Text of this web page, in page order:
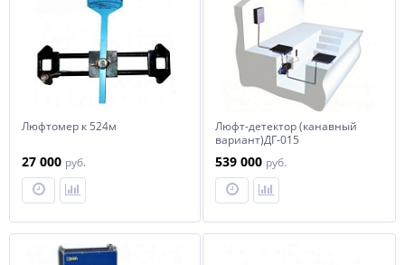
Люфтомер к 524м
27 000 руб.
Люфт-детектор (канавный
вариант)ДГ-015
539 000 руб.